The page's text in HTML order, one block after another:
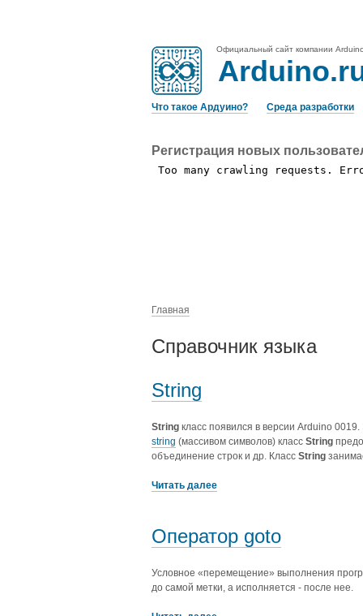
Официальный сайт компании
Что такое Ардуино? Среда разработки
Регистрация новых
Главная
Справочник языка
String
String класс появился в версии Arduino
string (массивом символов) класс String
объединение строк и др. Класс String
Читать далее
Оператор goto
Условное «перемещение» выполнения
до самой метки, а исполняется - после нее.